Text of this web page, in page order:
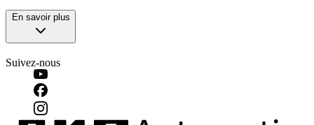
En savoir plus
Suivez-nous